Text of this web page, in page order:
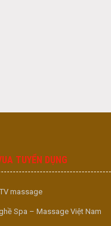
TUYỂN DỤNG
massage
Spa – Massage Việt Nam